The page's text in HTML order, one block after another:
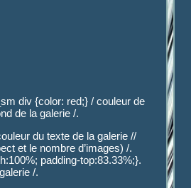
div {color: red;} / couleur de
de la galerie /.
du texte de la galerie //
et le nombre d’images) /.
padding-top:83.33%;}.
/.